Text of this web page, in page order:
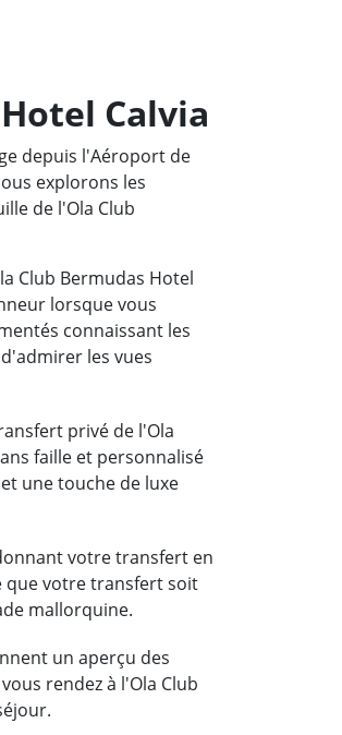
Calvia
depuis l'Aéroport de
explorons les
de l'Ola Club
Club Bermudas Hotel
lorsque vous
connaissant les
les vues
privé de l'Ola
faille et personnalisé
une touche de luxe
votre transfert en
que votre transfert soit
mallorquine.
un aperçu des
rendez à l'Ola Club